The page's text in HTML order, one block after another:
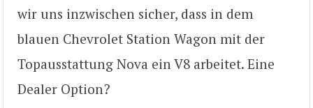
wir uns inzwischen sicher, dass in dem
blauen Chevrolet Station Wagon mit der
Topausstattung Nova ein V8 arbeitet. Eine
Dealer Option?